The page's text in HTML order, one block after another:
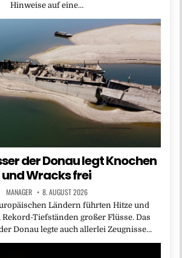
Hinweise auf eine…
der Donau legt Knochen
und Wracks frei
MANAGER 8. AUGUST 2026
Ländern führten Hitze und
Tiefständen großer Flüsse. Das
Donau legte auch allerlei Zeugnisse…